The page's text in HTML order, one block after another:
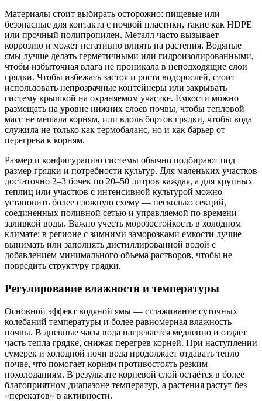
Материалы стоит выбирать осторожно: пищевые или
безопасные для контакта с почвой пластики, такие как HDPE
или прочный полипропилен. Металл часто вызывает
коррозию и может негативно влиять на растения. Водяные
ямы лучше делать герметичными или гидроизолированными,
чтобы избыточная влага не проникала в неподходящие слои
грядки. Чтобы избежать застоя и роста водорослей, стоит
использовать непрозрачные контейнеры или закрывать
систему крышкой на охраняемом участке. Емкости можно
размещать на уровне нижних слоев почвы, чтобы тепловой
масс не мешала корням, или вдоль бортов грядки, чтобы вода
служила не только как термобаланс, но и как барьер от
перегрева к корням.
Размер и конфигурацию системы обычно подбирают под
размер грядки и потребности культур. Для маленьких участков
достаточно 2–3 бочек по 20–50 литров каждая, а для крупных
теплиц или участков с интенсивной культурой можно
установить более сложную схему — несколько секций,
соединенных поливной сетью и управляемой по времени
заливкой воды. Важно учесть морозостойкость в холодном
климате: в регионе с зимними заморозками емкости лучше
вынимать или заполнять дистиллированной водой с
добавлением минимального объема растворов, чтобы не
повредить структуру грядки.
Регулирование влажности и температуры
Основной эффект водяной ямы — сглаживание суточных
колебаний температуры и более равномерная влажность
почвы. В дневные часы вода нагревается медленно и отдает
часть тепла грядке, снижая перегрев корней. При наступлении
сумерек и холодной ночи вода продолжает отдавать тепло
почве, что помогает корням противостоять резким
похолоданиям. В результате корневой слой остаётся в более
благоприятном диапазоне температур, а растения растут без
«перекатов» в активности.